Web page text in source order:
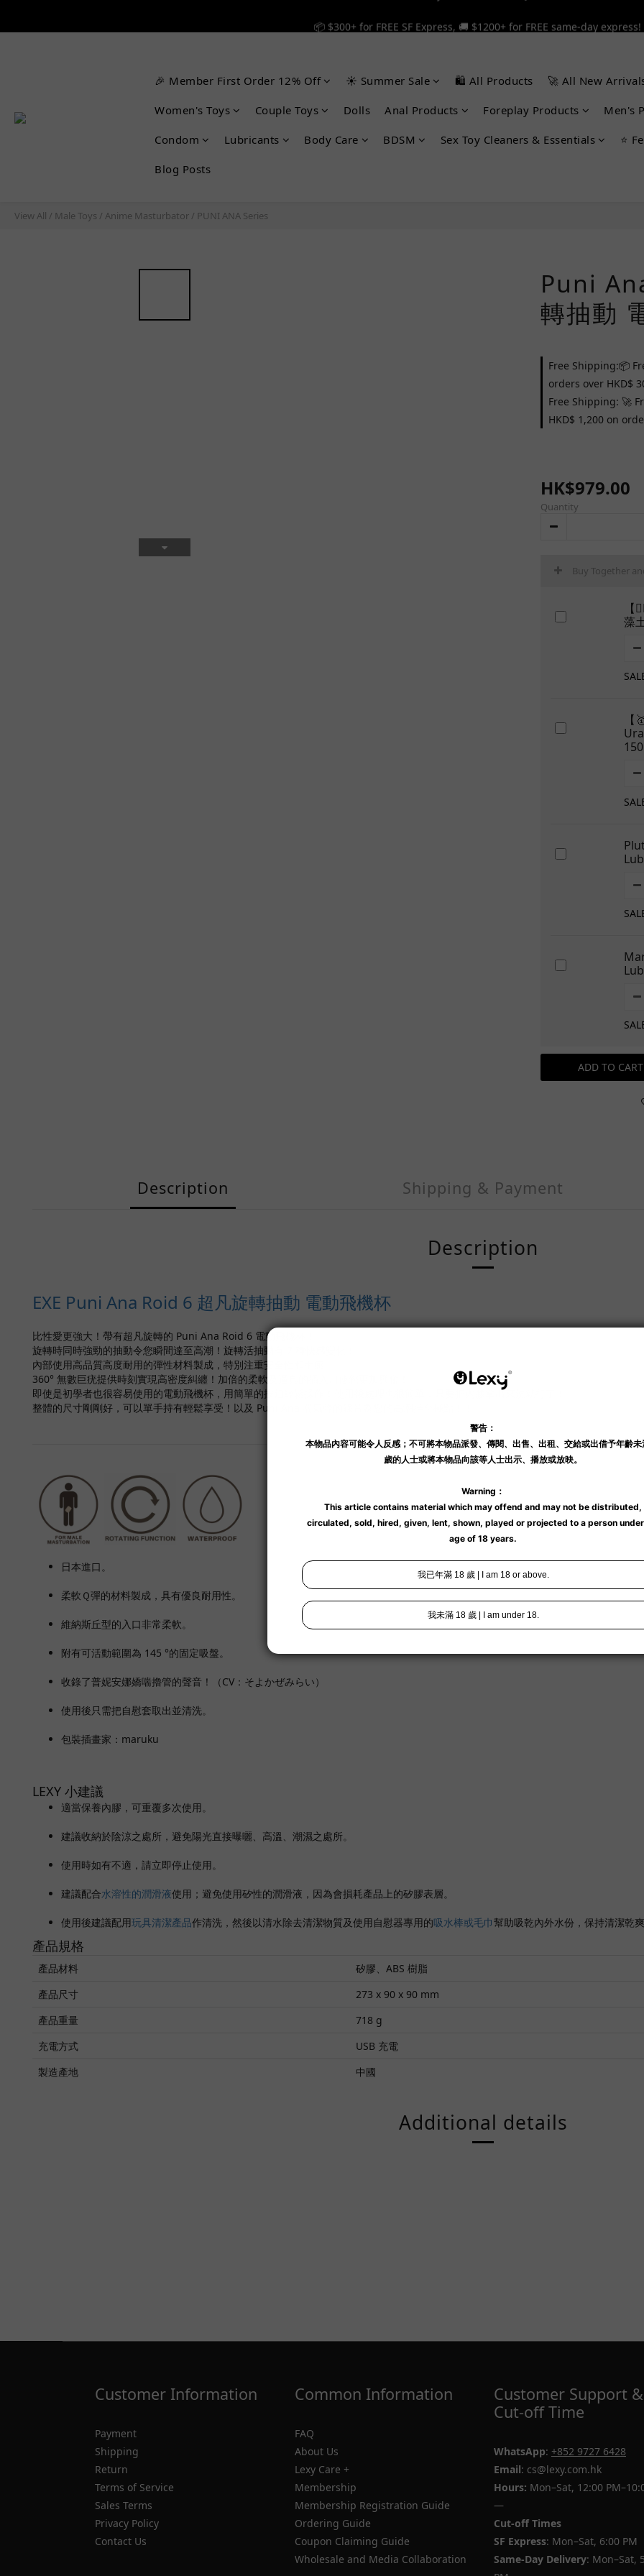
📦 $300+ for FREE SF Express, 🚚 $1200+ for FREE same-day express!
🎉 Member First Order 12% Off ☀️ Summer Sale 🛍️ All Products 🚀 All New
Women's Toys Couple Toys Dolls Anal Products Foreplay Products Men's
Condom Lubricants Body Care BDSM Sex Toy Cleaners & Essentials ⭐
Blog Posts
View All / Male Toys / Anime Masturbator / PUNI ANA Series
Puni
轉抽動
Free Shipping:📦
orders over HKD$
Free Shipping: 🚀
HKD$ 1,200 on
HK$979.00
Quantity
Buy Together
藻
ADD TO CART
Description Shipping & Payment
Description
EXE Puni Ana Roid 6 超凡旋轉抽動 電動飛機杯
比性愛更強大！帶有超凡旋轉的 Puni Ana Roid 6 電動飛機杯！
旋轉時同時強勁的抽動令您瞬間達至高潮！旋轉活抽動有 7 種快感變化！
內部使用高品質高度耐用的彈性材料製成，特別注重安全性和手感。
360° 無數巨疣提供時刻實現高密度糾纏！加倍的柔軟及逼真的插入口使您更加興奮！
即使是初學者也很容易使用的電動飛機杯，用簡單的按鈕輕鬆操作！使用後處理也很簡單，只要把內膠拿出來洗就行了！
整體的尺寸剛剛好，可以單手持有輕鬆享受！以及 Puni Ana 喘氣聲的錄音為您的高潮推至極點！！
日本進口。
柔軟Ｑ彈的材料製成，具有優良耐用性。
維納斯丘型的入口非常柔軟。
附有可活動範圍為 145 °的固定吸盤。
收錄了普妮安娜嬌喘擼管的聲音！（CV：そよかぜみらい）
使用後只需把自慰套取出並清洗。
包裝插畫家：maruku
LEXY 小建議
適當保養內膠，可重覆多次使用。
建議收納於陰涼之處所，避免陽光直接曝曬、高溫、潮濕之處所。
使用時如有不適，請立即停止使用。
建議配合水溶性的潤滑液使用；避免使用矽性的潤滑液，因為會損耗產品上的矽膠表層。
使用後建議配用玩具清潔產品作清洗，然後以清水除去清潔物質及使用自慰器專用的吸水棒或毛巾幫助吸乾內外水份，保持清潔乾
產品規格
產品材料
矽膠、ABS 樹脂
產品尺寸
273 x 90 x 90 mm
產品重量
718 g
充電方式
USB 充電
製造產地
中國
Additional details
Customer Information
Payment
Shipping
Return
Terms of Service
Sales Terms
Privacy Policy
Contact Us
Common Information
FAQ
About Us
Lexy Care +
Membership
Membership Registration Guide
Ordering Guide
Coupon Claiming Guide
Wholesale and Media Collaboration
Customer Support &
Cut-off Time
WhatsApp: +852 9727 6428
Email: cs@lexy.com.hk
Hours: Mon–Sat, 12:00
—
Cut-off Times
SF Express: Mon–Sat, 6:00 PM
Same-Day Delivery: Mon–Sat,